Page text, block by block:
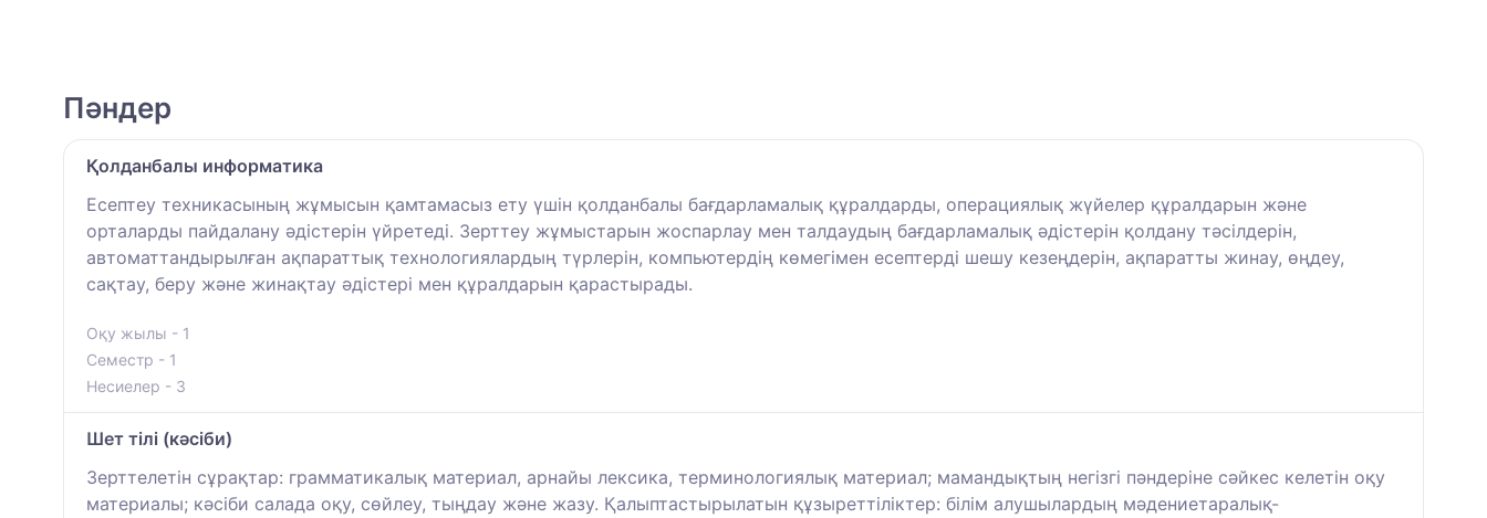
Пәндер
Қолданбалы информатика
Есептеу техникасының жұмысын қамтамасыз ету үшін қолданбалы бағдарламалық құралдарды, операциялық жүйелер құралдарын және
орталарды пайдалану әдістерін үйретеді. Зерттеу жұмыстарын жоспарлау мен талдаудың бағдарламалық әдістерін қолдану тәсілдерін,
автоматтандырылған ақпараттық технологиялардың түрлерін, компьютердің көмегімен есептерді шешу кезеңдерін, ақпаратты жинау, өңдеу,
сақтау, беру және жинақтау әдістері мен құралдарын қарастырады.
Оқу жылы - 1
Семестр - 1
Несиелер - 3
Шет тілі (кәсіби)
Зерттелетін сұрақтар: грамматикалық материал, арнайы лексика, терминологиялық материал; мамандықтың негізгі пәндеріне сәйкес келетін оқу
материалы; кәсіби салада оқу, сөйлеу, тыңдау және жазу. Қалыптастырылатын құзыреттіліктер: білім алушылардың мәдениетаралық-